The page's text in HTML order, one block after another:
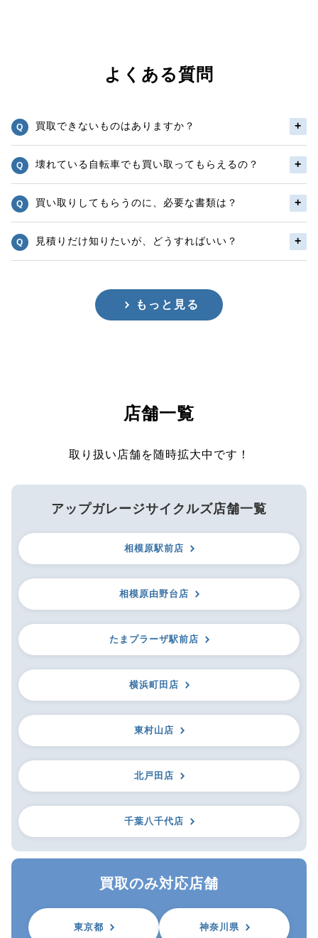
よくある質問
買取できないものはありますか？
壊れている自転車でも買い取ってもらえるの？
買い取りしてもらうのに、必要な書類は？
見積りだけ知りたいが、どうすればいい？
もっと見る
店舗一覧
取り扱い店舗を随時拡大中です！
アップガレージサイクルズ店舗一覧
相模原駅前店
相模原由野台店
たまプラーザ駅前店
横浜町田店
東村山店
北戸田店
千葉八千代店
買取のみ対応店舗
東京都 神奈川県